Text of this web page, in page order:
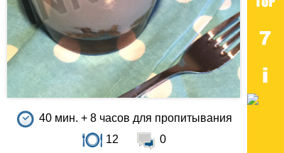
40 мин. + 8 часов для пропитывания
12
0